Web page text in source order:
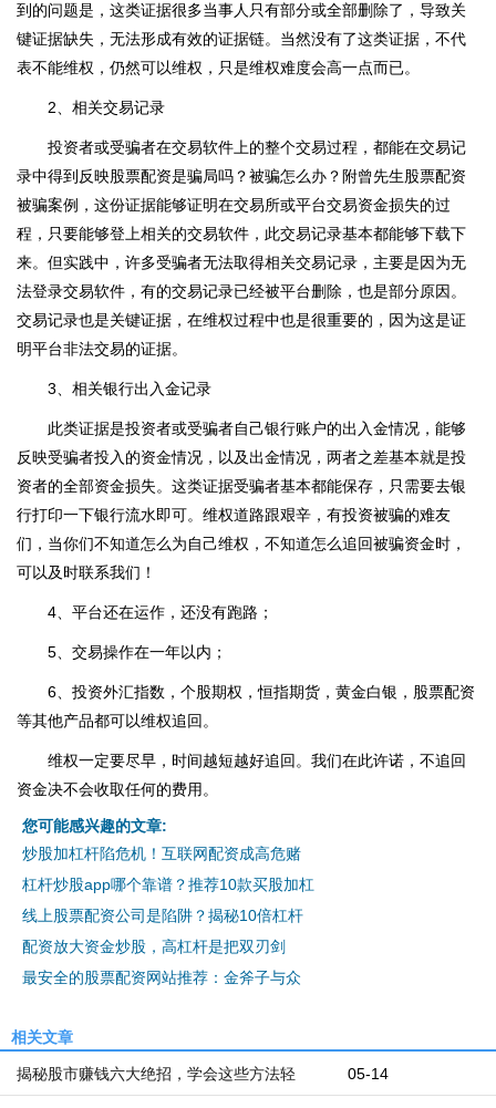
到的问题是，这类证据很多当事人只有部分或全部删除了，导致关
键证据缺失，无法形成有效的证据链。当然没有了这类证据，不代
表不能维权，仍然可以维权，只是维权难度会高一点而已。
2、相关交易记录
投资者或受骗者在交易软件上的整个交易过程，都能在交易记
录中得到反映股票配资是骗局吗？被骗怎么办？附曾先生股票配资
被骗案例，这份证据能够证明在交易所或平台交易资金损失的过
程，只要能够登上相关的交易软件，此交易记录基本都能够下载下
来。但实践中，许多受骗者无法取得相关交易记录，主要是因为无
法登录交易软件，有的交易记录已经被平台删除，也是部分原因。
交易记录也是关键证据，在维权过程中也是很重要的，因为这是证
明平台非法交易的证据。
3、相关银行出入金记录
此类证据是投资者或受骗者自己银行账户的出入金情况，能够
反映受骗者投入的资金情况，以及出金情况，两者之差基本就是投
资者的全部资金损失。这类证据受骗者基本都能保存，只需要去银
行打印一下银行流水即可。维权道路跟艰辛，有投资被骗的难友
们，当你们不知道怎么为自己维权，不知道怎么追回被骗资金时，
可以及时联系我们！
4、平台还在运作，还没有跑路；
5、交易操作在一年以内；
6、投资外汇指数，个股期权，恒指期货，黄金白银，股票配资
等其他产品都可以维权追回。
维权一定要尽早，时间越短越好追回。我们在此许诺，不追回
资金决不会收取任何的费用。
您可能感兴趣的文章:
炒股加杠杆陷危机！互联网配资成高危赌
杠杆炒股app哪个靠谱？推荐10款买股加杠
线上股票配资公司是陷阱？揭秘10倍杠杆
配资放大资金炒股，高杠杆是把双刃剑
最安全的股票配资网站推荐：金斧子与众
相关文章
05-14
揭秘股市赚钱六大绝招，学会这些方法轻